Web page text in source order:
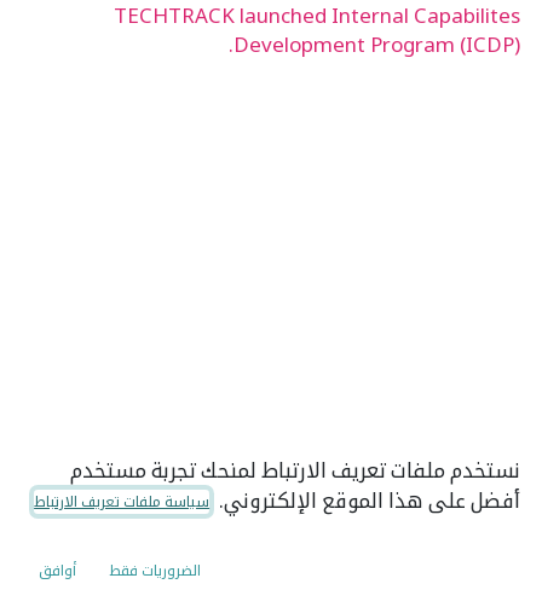
TECHTRACK launched Internal Capabilites
Development Program (ICDP).
نستخدم ملفات تعريف الارتباط لمنحك تجربة مستخدم
أفضل على هذا الموقع الإلكتروني. سياسة ملفات تعريف الارتباط
الضروريات فقط أوافق